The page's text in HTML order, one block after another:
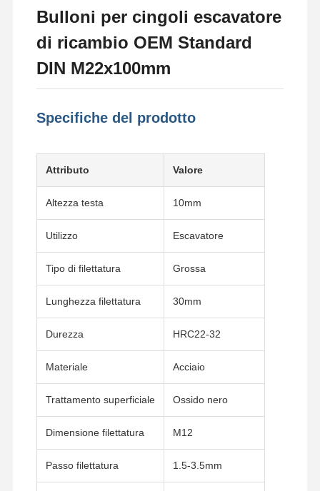
Casa. Prodotti Video
Spettacolo
Bulloni per cingoli escavatore
di ricambio OEM Standard
DIN M22x100mm
Specifiche del prodotto
Attributo Valore
Altezza testa 10mm
Utilizzo Escavatore
Tipo di filettatura Grossa
Lunghezza filettatura 30mm
Durezza HRC22-32
Materiale Acciaio
Trattamento superficiale Ossido nero
Dimensione filettatura M12
Passo filettatura 1.5-3.5mm